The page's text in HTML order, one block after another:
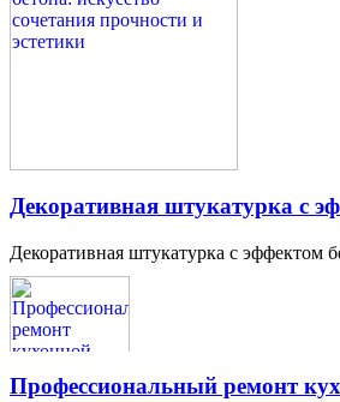
Декоративная штукатурка с
Декоративная штукатурка с эффектом
Профессиональный ремонт